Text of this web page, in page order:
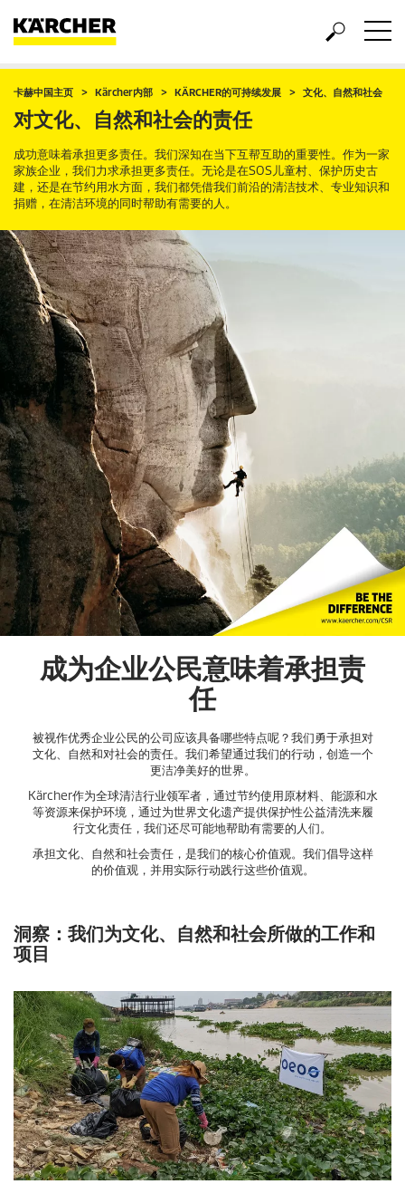
卡赫中国主页 Kärcher内部 KÄRCHER的可持续发展 文化、自然和社会
对文化、自然和社会的责任
成功意味着承担更多责任。我们深知在当下互帮互助的重要性。作为一家
家族企业，我们力求承担更多责任。无论是在SOS儿童村、保护历史古
建，还是在节约用水方面，我们都凭借我们前沿的清洁技术、专业知识和
捐赠，在清洁环境的同时帮助有需要的人。
成为企业公民意味着承担责
任
被视作优秀企业公民的公司应该具备哪些特点呢？我们勇于承担对
文化、自然和对社会的责任。我们希望通过我们的行动，创造一个
更洁净美好的世界。
Kärcher作为全球清洁行业领军者，通过节约使用原材料、能源和水
等资源来保护环境，通过为世界文化遗产提供保护性公益清洗来履
行文化责任，我们还尽可能地帮助有需要的人们。
承担文化、自然和社会责任，是我们的核心价值观。我们倡导这样
的价值观，并用实际行动践行这些价值观。
洞察：我们为文化、自然和社会所做的工作和
项目